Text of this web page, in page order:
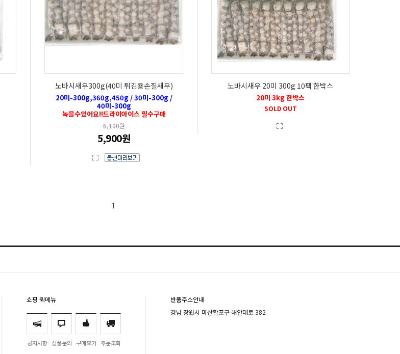
노바시새우300g(40미 튀김용손질새우)
20미-300g,360g,450g / 30미-300g /
40미-300g
녹을수있어요!!드라이아이스 필수구매
6,100원
5,900원
노바시새우 20미 300g 10팩 한박스
20미 3kg 한박스
SOLD OUT
1
쇼핑 퀵메뉴
공지사항 상품문의 구매후기 주문조회
반품주소안내
경남 창원시 마산합포구 해안대로 382